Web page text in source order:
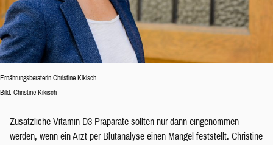
Ernährungsberaterin Christine Kikisch.
Bild: Christine Kikisch
Zusätzliche Vitamin D3 Präparate sollten nur dann eingenommen
werden, wenn ein Arzt per Blutanalyse einen Mangel feststellt. Christine